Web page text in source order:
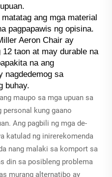
ang mga material
pagpapawis ng opisina.
Aeron Chair ay
taon at may durable na
na ang
nagdedemog sa
buhay.
maupo sa mga upuan sa
personal kung gaano
Ang pagbili ng mga de-
katulad ng inirerekomenda
nang malaki sa komport sa
din sa posibleng problema
murang alternatibo ay